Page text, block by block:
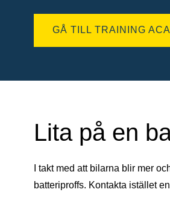
GÅ TILL TRAINING
Lita på en
I takt med att bilarna blir mer
batteriproffs. Kontakta istället